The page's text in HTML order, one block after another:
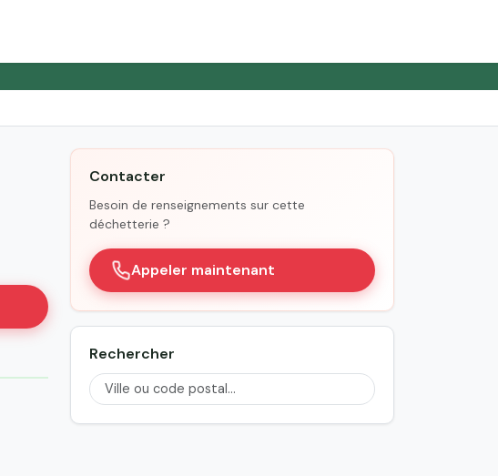
Contacter
Besoin de renseignements sur cette
déchetterie ?
Appeler maintenant
Rechercher